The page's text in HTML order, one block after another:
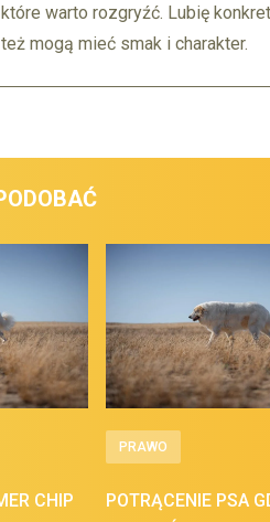
które warto rozgryźć. Lubię
też mogą mieć smak i charakter.
CHIP
PRAWO
POTRĄCENIE PSA